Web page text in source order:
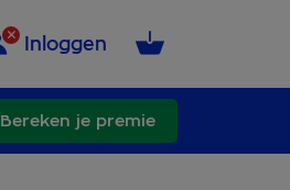
Inloggen
Bereken je premie